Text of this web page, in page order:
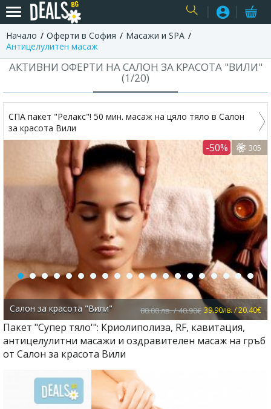
Начало Оферти в София
Масажи и SPA
Антицелулитен масаж
АКТИВНИ ОФЕРТИ НА САЛОН ЗА КРАСОТА "ВИЛИ"
(1/20)
СПА пакет "Релакс"! 50 мин. масаж на цяло тяло в Салон
за красота Вили
-50% 305
Салон за красота "Вили" 80.00 лв. / 40.90€ 39.90лв. / 20.40€
Пакет "Супер тяло'": Криолиполиза, RF, кавитация,
антицелулитни масажи и оздравителен масаж на гръб
от Салон за красота Вили